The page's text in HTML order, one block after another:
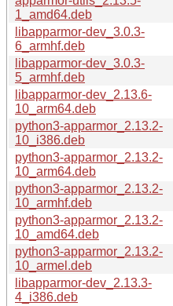
1_amd64.deb
libapparmor-dev_3.0.3-
6_armhf.deb
libapparmor-dev_3.0.3-
5_armhf.deb
libapparmor-dev_2.13.6-
10_arm64.deb
python3-apparmor_2.13.2-
10_i386.deb
python3-apparmor_2.13.2-
10_arm64.deb
python3-apparmor_2.13.2-
10_armhf.deb
python3-apparmor_2.13.2-
10_amd64.deb
python3-apparmor_2.13.2-
10_armel.deb
libapparmor-dev_2.13.3-
4_i386.deb